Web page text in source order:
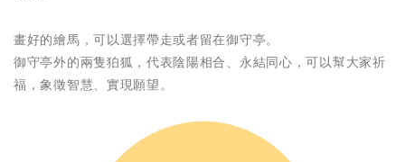
畫好的繪馬，可以選擇帶走或者留在御守亭。
御守亭外的兩隻狛狐，代表陰陽相合、永結同心，可以幫大家祈
福，象徵智慧、實現願望。